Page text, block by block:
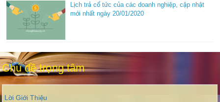
Lịch trả cổ tức của các doanh nghiệp, cập nhật
mới nhất ngày 20/01/2020
Chủ đề trọng tâm
Lời Giới Thiệu